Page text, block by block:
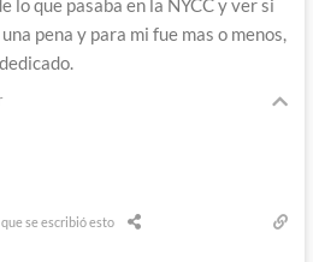
lo que pasaba en la NYCC y ver si
pena y para mi fue mas o menos,
se escribió esto